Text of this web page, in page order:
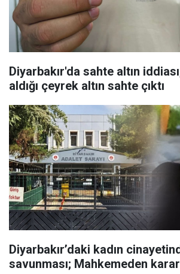
Diyarbakır'da sahte altın
aldığı çeyrek altın sahte çıktı
Diyarbakır’daki kadın
savunması; Mahkemeden